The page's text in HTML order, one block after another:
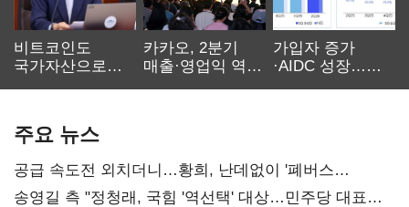
비트코인도
국가자산으로…'
카카오, 2분기
매출·영업익 역대
가입자 증가
·AIDC 성장…
주요 뉴스
공급 속도전 외치더니…황희, 난데없이 '폐버스
리모델링' 제안
송영길 측 "정청래, 국힘 '역선택' 대상…민주당 대표로